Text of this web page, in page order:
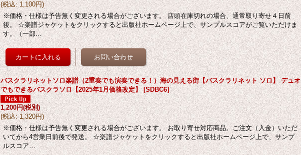
(税込: 1,100円)
※価格・仕様は予告無く変更される場合がございます。 店頭在庫切れの場合、通常取り寄せ４日前
後。 ☆楽譜ジャケットをクリックすると出版社ホームページ上で、サンプルスコアがご覧いただけま
す。（一部…
バスクラリネットソロ楽譜（2重奏でも演奏できる！）海の見える街【バスクラリネット ソロ】 デュオ
でもできるバスクラソロ【2025年1月価格改定】 [SDBC6]
1,200円(税別)
(税込: 1,320円)
※価格・仕様は予告無く変更される場合がございます。 お取り寄せ対応商品。ご注文（入金）いただ
いてから4営業日前後で発送。 ☆楽譜ジャケットをクリックすると出版社ホームページ上で、サンプ
ルスコア…